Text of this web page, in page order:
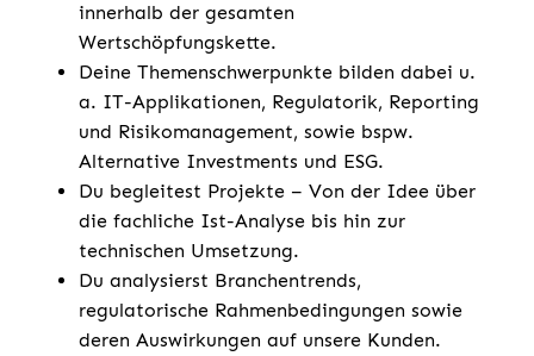
innerhalb der gesamten
Wertschöpfungskette.
Deine Themenschwerpunkte bilden dabei u.
a. IT-Applikationen, Regulatorik, Reporting
und Risikomanagement, sowie bspw.
Alternative Investments und ESG.
Du begleitest Projekte – Von der Idee über
die fachliche Ist-Analyse bis hin zur
technischen Umsetzung.
Du analysierst Branchentrends,
regulatorische Rahmenbedingungen sowie
deren Auswirkungen auf unsere Kunden.